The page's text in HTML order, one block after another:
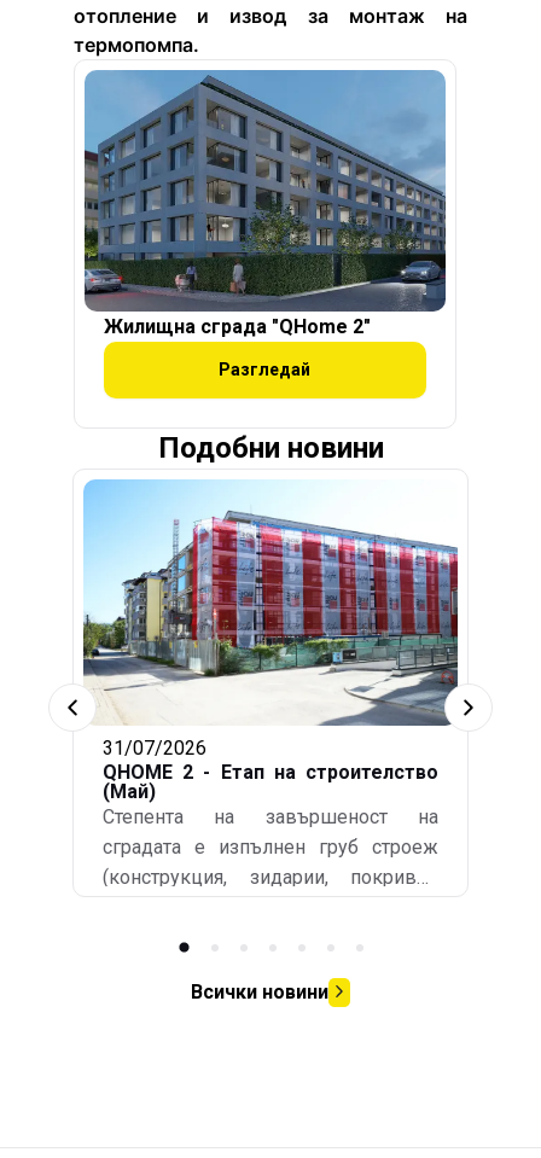
отопление и извод за монтаж на
термопомпа.
Жилищна сграда "QHome 2"
Разгледай
Подобни новини
Всички новини
31/07/2026
QHOME 2 - Етап на строителство
(Май)
Степента на завършеност на
сградата е изпълнен груб строеж
(конструкция, зидарии, покривни
подписани Акт обр. 14 и
от общинската администрация.
(без сутерен) са завършени силова и